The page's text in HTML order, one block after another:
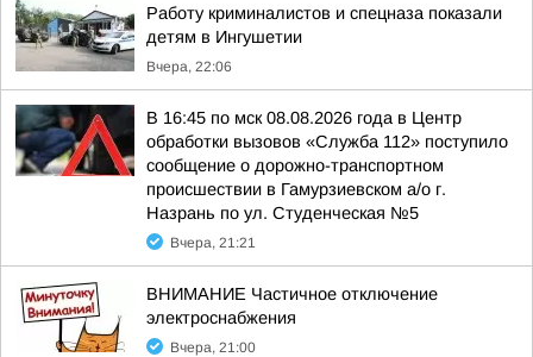
Работу криминалистов и спецназа показали
детям в Ингушетии
Вчера, 22:06
В 16:45 по мск 08.08.2026 года в Центр
обработки вызовов «Служба 112» поступило
сообщение о дорожно-транспортном
происшествии в Гамурзиевском а/о г.
Назрань по ул. Студенческая №5
Вчера, 21:21
ВНИМАНИЕ Частичное отключение
электроснабжения
Вчера, 21:00